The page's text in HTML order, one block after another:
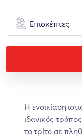
Επισκέπτες
Η ενοικίαση
ιδανικός
το τρίτο σε